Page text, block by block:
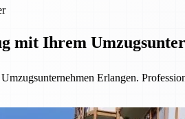
mit Ihrem
Erlangen.